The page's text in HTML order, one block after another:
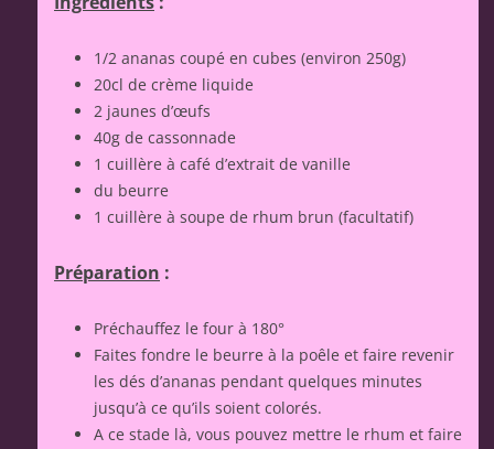
1/2 ananas coupé en cubes (environ 250g)
20cl de crème liquide
2 jaunes d’œufs
40g de cassonnade
1 cuillère à café d’extrait de vanille
du beurre
1 cuillère à soupe de rhum brun (facultatif)
Préparation :
Préchauffez le four à 180°
Faites fondre le beurre à la poêle et faire revenir
les dés d’ananas pendant quelques minutes
jusqu’à ce qu’ils soient colorés.
A ce stade là, vous pouvez mettre le rhum et faire